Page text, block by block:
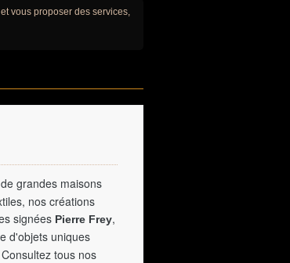
vous proposer des services,
grandes maisons
nos créations
signées Pierre Frey,
d'objets uniques
tous nos